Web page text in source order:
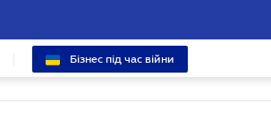
Бізнес під час війни